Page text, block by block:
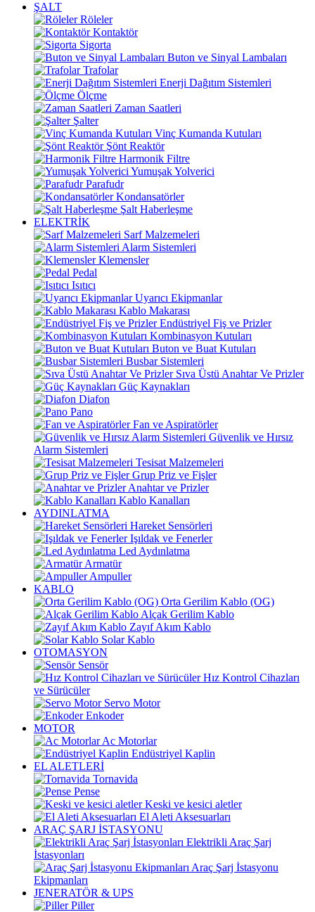
ŞALT
Röleler
Kontaktör
Sigorta
Buton ve Sinyal Lambaları
Trafolar
Enerji Dağıtım Sistemleri
Ölçme
Zaman Saatleri
Şalter
Vinç Kumanda Kutuları
Şönt Reaktör
Harmonik Filtre
Yumuşak Yolverici
Parafudr
Kondansatörler
Şalt Haberleşme
ELEKTRİK
Sarf Malzemeleri
Alarm Sistemleri
Klemensler
Pedal
Isıtıcı
Uyarıcı Ekipmanlar
Kablo Makarası
Endüstriyel Fiş ve Prizler
Kombinasyon Kutuları
Buton ve Buat Kutuları
Busbar Sistemleri
Sıva Üstü Anahtar Ve Prizler
Güç Kaynakları
Diafon
Pano
Fan ve Aspiratörler
Güvenlik ve Hırsız
Alarm Sistemleri
Tesisat Malzemeleri
Grup Priz ve Fişler
Anahtar ve Prizler
Kablo Kanalları
AYDINLATMA
Hareket Sensörleri
Işıldak ve Fenerler
Led Aydınlatma
Armatür
Ampuller
KABLO
Orta Gerilim Kablo (OG)
Alçak Gerilim Kablo
Zayıf Akım Kablo
Solar Kablo
OTOMASYON
Sensör
Hız Kontrol Cihazları
ve Sürücüler
Servo Motor
Enkoder
MOTOR
Ac Motorlar
Endüstriyel Kaplin
EL ALETLERİ
Tornavida
Pense
Keski ve kesici aletler
El Aleti Aksesuarları
ARAÇ ŞARJ İSTASYONU
Elektrikli Araç Şarj
İstasyonları
Araç Şarj İstasyonu
Ekipmanları
JENERATÖR & UPS
Piller